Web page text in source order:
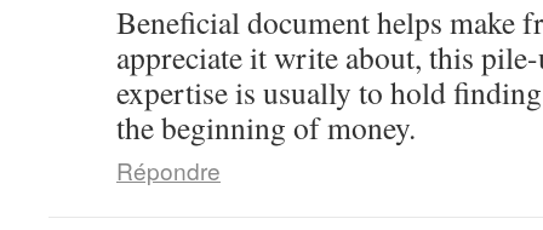
Beneficial document helps make
appreciate it write about, this
expertise is usually to hold
the beginning of money.
Répondre